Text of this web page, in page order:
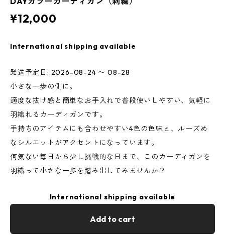
¥12,000
International shipping available
発送予定日: 2026-08-24 〜 08-28
小さな一歩の側に。
適度な抜け感と簡単なお手入れで普段使いしやすい、気軽に
羽織れるカーディガンです。
手持ちのアイテムにも合わせやすい4色の色味と、ルーズめ
なシルエットがアクセントになっています。
何気ない毎日から少し挑戦的な日まで、このカーディガンを
羽織って小さな一歩を踏み出してみませんか？
International shipping available
Add to cart